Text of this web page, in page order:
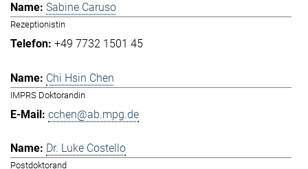
Sabine Caruso
Rezeptionistin
+49 7732 1501 45
Chi Hsin Chen
IMPRS Doktorandin
cchen@ab.mpg.de
Dr. Luke Costello
Postdoktorand